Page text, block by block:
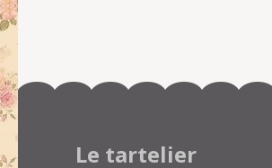
Le tartelier